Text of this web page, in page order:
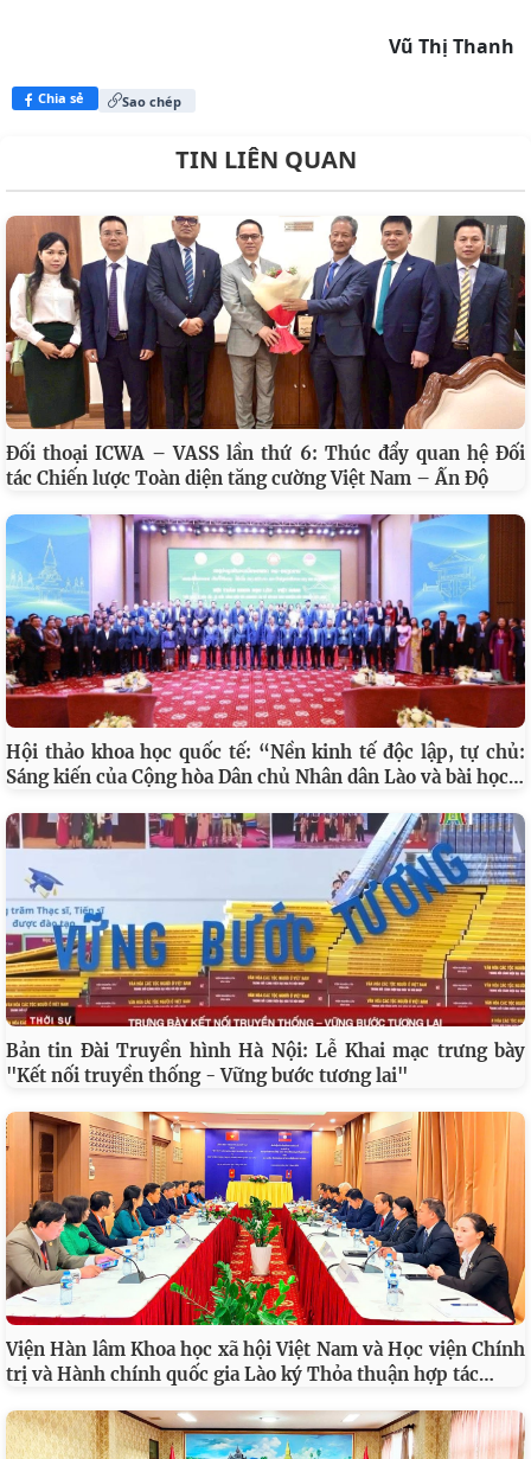
Vũ Thị Thanh ​
Chia sẻ Sao chép
TIN LIÊN QUAN
Đối thoại ICWA – VASS lần thứ 6: Thúc đẩy quan hệ Đối
tác Chiến lược Toàn diện tăng cường Việt Nam – Ấn Độ
Hội thảo khoa học quốc tế: “Nền kinh tế độc lập, tự chủ:
Sáng kiến của Cộng hòa Dân chủ Nhân dân Lào và bài học…
Bản tin Đài Truyền hình Hà Nội: Lễ Khai mạc trưng bày
"Kết nối truyền thống - Vững bước tương lai"
Viện Hàn lâm Khoa học xã hội Việt Nam và Học viện Chính
trị và Hành chính quốc gia Lào ký Thỏa thuận hợp tác…